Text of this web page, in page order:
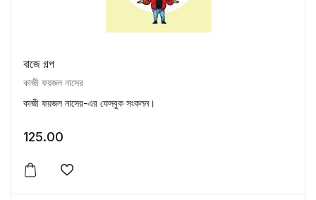
বাজে গল্প
কাজী ফয়জল নাসের
কাজী ফয়জল নাসের-এর ফেসবুক সংকলন।
125.00
Add to wishlist